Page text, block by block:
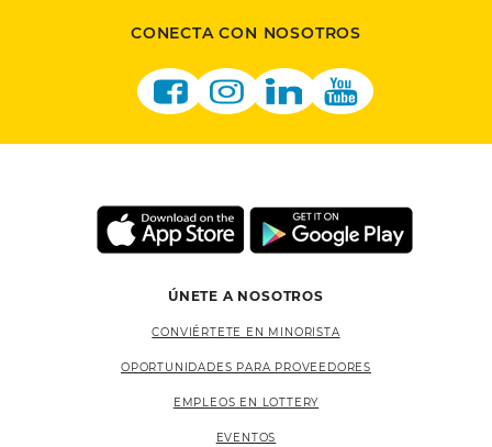
CONECTA CON NOSOTROS
ÚNETE A NOSOTROS
CONVIÉRTETE EN MINORISTA
OPORTUNIDADES PARA PROVEEDORES
EMPLEOS EN LOTTERY
EVENTOS